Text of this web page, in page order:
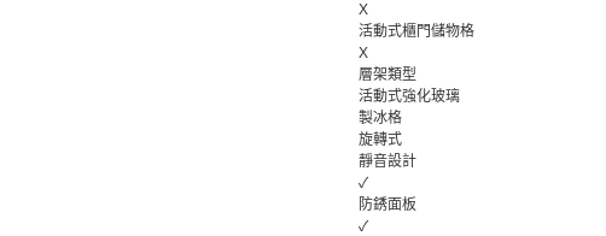
X
活動式櫃門儲物格
X
層架類型
活動式強化玻璃
製冰格
旋轉式
靜音設計
✓
防銹面板
✓